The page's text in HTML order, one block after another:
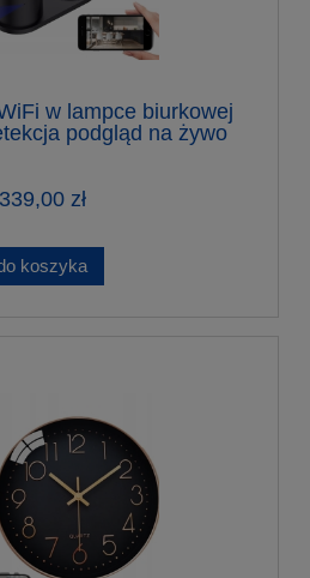
w lampce biurkowej
podgląd na żywo
339,00 zł
koszyka